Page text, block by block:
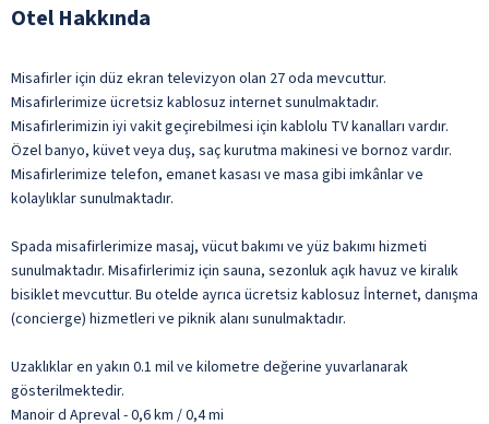
Otel Hakkında
Misafirler için düz ekran televizyon olan 27 oda mevcuttur.
Misafirlerimize ücretsiz kablosuz internet sunulmaktadır.
Misafirlerimizin iyi vakit geçirebilmesi için kablolu TV kanalları vardır.
Özel banyo, küvet veya duş, saç kurutma makinesi ve bornoz vardır.
Misafirlerimize telefon, emanet kasası ve masa gibi imkânlar ve
kolaylıklar sunulmaktadır.
Spada misafirlerimize masaj, vücut bakımı ve yüz bakımı hizmeti
sunulmaktadır. Misafirlerimiz için sauna, sezonluk açık havuz ve kiralık
bisiklet mevcuttur. Bu otelde ayrıca ücretsiz kablosuz İnternet, danışma
(concierge) hizmetleri ve piknik alanı sunulmaktadır.
Uzaklıklar en yakın 0.1 mil ve kilometre değerine yuvarlanarak
gösterilmektedir.
Manoir d Apreval - 0,6 km / 0,4 mi